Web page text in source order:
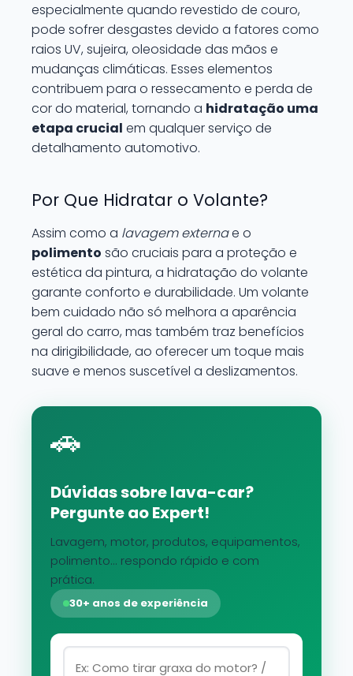
especialmente quando revestido de couro,
pode sofrer desgastes devido a fatores como
raios UV, sujeira, oleosidade das mãos e
mudanças climáticas. Esses elementos
contribuem para o ressecamento e perda de
cor do material, tornando a hidratação uma
etapa crucial em qualquer serviço de
detalhamento automotivo.
Por Que Hidratar o Volante?
Assim como a lavagem externae o
polimento são cruciais para a proteção e
estética da pintura, a hidratação do volante
garante conforto e durabilidade. Um volante
bem cuidado não só melhora a aparência
geral do carro, mas também traz benefícios
na dirigibilidade, ao oferecer um toque mais
suave e menos suscetível a deslizamentos.
🚗
Dúvidas sobre lava-car?
Pergunte ao Expert!
Lavagem, motor, produtos, equipamentos,
polimento... respondo rápido e com
prática.
30+ anos de experiência